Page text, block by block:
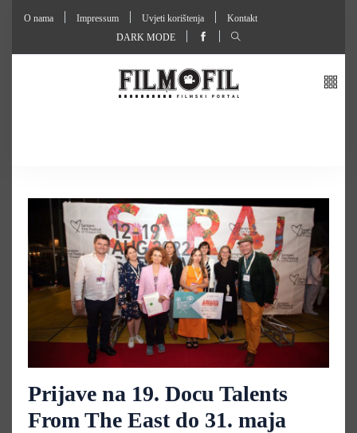
O nama Impressum Uvjeti korištenja
Kontakt
DARK MODE
Prijave na 19. Docu Talents
From The East do 31. maja